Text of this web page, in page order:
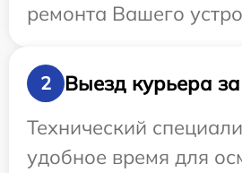
ремонта Вашего
2
Выезд курьера
Технический
удобное время для